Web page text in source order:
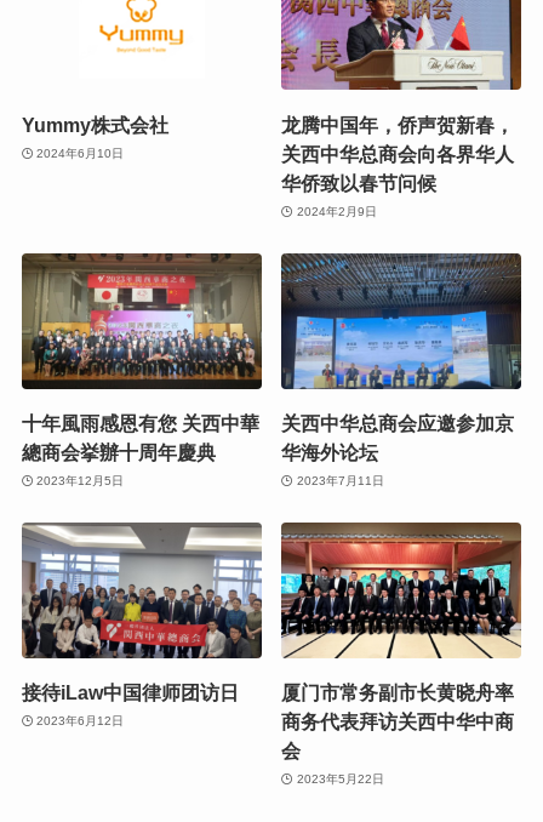
Yummy株式会社
2024年6月10日
龙腾中国年，侨声贺新春，
关西中华总商会向各界华人
华侨致以春节问候
2024年2月9日
十年風雨感恩有您 关西中華
總商会挙辦十周年慶典
2023年12月5日
关西中华总商会应邀参加京
华海外论坛
2023年7月11日
接待iLaw中国律师团访日
2023年6月12日
厦门市常务副市长黄晓舟率
商务代表拜访关西中华中商
会
2023年5月22日